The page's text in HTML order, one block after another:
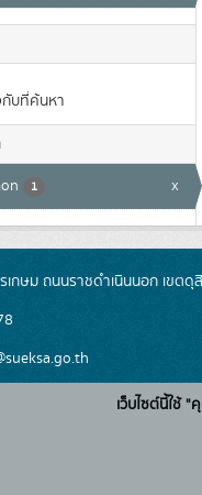
บที่ค้นหา
1 x
เกษม ถนนราชดำเนินนอก เขต
เว็บไซต์นี้ใช้